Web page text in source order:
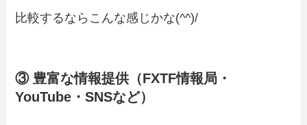
比較するならこんな感じかな(^^)/
③ 豊富な情報提供（FXTF情報局・
YouTube・SNSなど）